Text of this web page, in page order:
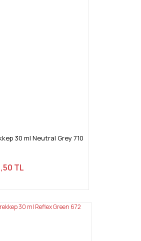
30 ml Neutral Grey 710
TL